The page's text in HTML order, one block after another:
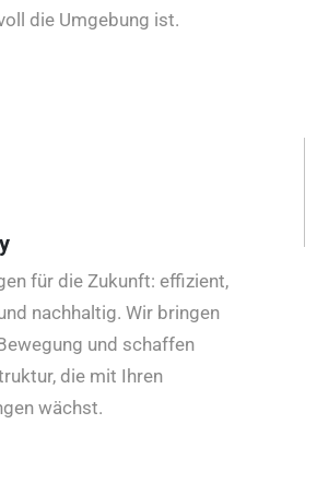
die Umgebung ist.
für die Zukunft: effizient,
nachhaltig. Wir bringen
und schaffen
die mit Ihren
wächst.